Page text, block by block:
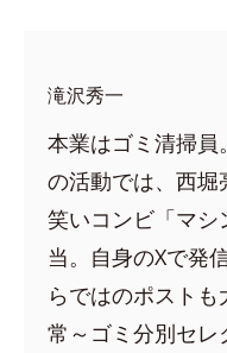
滝沢秀一
本業はゴミ清掃員
の活動では、西堀
笑いコンビ「マシ
当。自身のXで発
らではのポスト
常～ゴミ分別セレ